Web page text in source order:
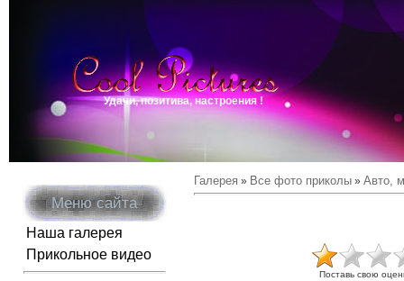
Удачи, позитива, настроения !
Меню сайта
Наша галерея
Прикольное видео
Галерея » Все фото приколы» Авто,
Поставь свою